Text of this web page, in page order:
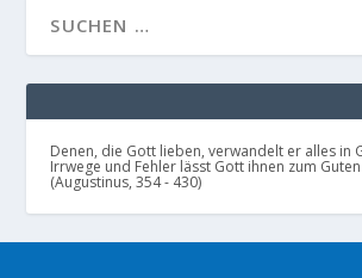
Denen, die Gott lieben, verwandelt er alles in
Irrwege und Fehler lässt Gott ihnen zum
(Augustinus, 354 - 430)